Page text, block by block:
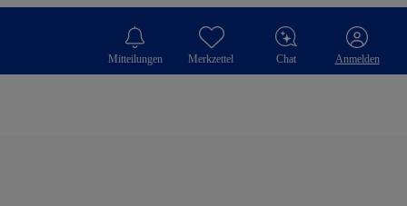
Mitteilungen Merkzettel Chat Anmelden